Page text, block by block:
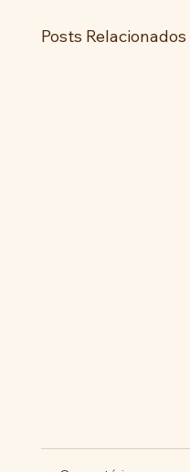
Posts Relacionados